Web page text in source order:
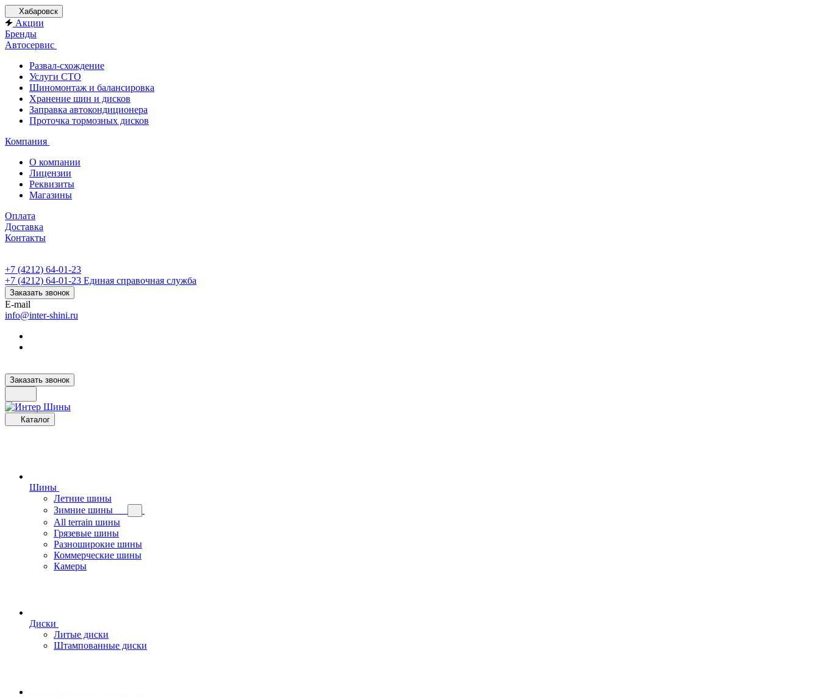
Хабаровск
Акции
Бренды
Автосервис
Развал-схождение
Услуги СТО
Шиномонтаж и балансировка
Хранение шин и дисков
Заправка автокондиционера
Проточка тормозных дисков
Компания
О компании
Лицензии
Реквизиты
Магазины
Оплата
Доставка
Контакты
+7 (4212) 64-01-23
+7 (4212) 64-01-23 Единая справочная служба
Заказать звонок
E-mail
info@inter-shini.ru
Заказать звонок
Каталог
Шины
Летние шины
Зимние шины
All terrain шины
Грязевые шины
Разноширокие шины
Коммерческие шины
Камеры
Диски
Литые диски
Штампованные диски